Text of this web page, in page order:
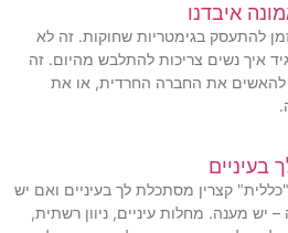
איבדנו
להתעסק בגימטריות שחוקות. זה לא
איך נשים צריכות להתלבש מהיום. זה
להאשים את החברה החרדית, או את
בעיניים
קצרין מסתכלת לך בעיניים ואם יש
יש מענה. מחלות עיניים, ניוון רשתית,